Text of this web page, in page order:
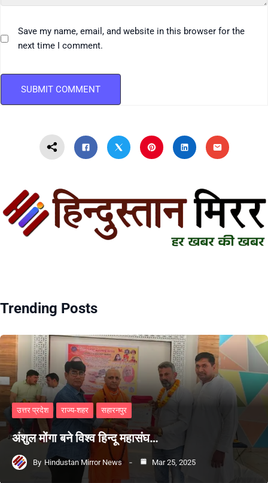
Save my name, email, and website in this browser for the
next time I comment.
Trending Posts
उत्तर प्रदेश राज्य-शहर सहारनपुर
अंशुल मोंगा बने विश्व हिन्दू महासंघ…
By Hindustan Mirror News Mar 25, 2025